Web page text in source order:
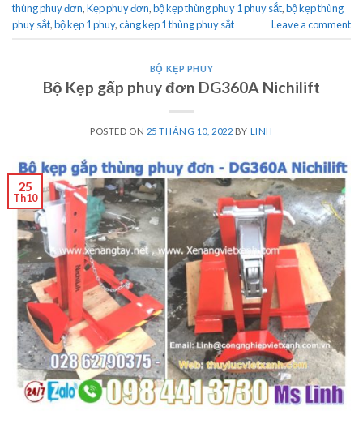
thùng phuy đơn,Kẹp phuy đơn,bộ kẹp thùng phuy 1 phuy sắt,bộ kẹp thùng
phuy sắt,bộ kẹp 1 phuy,càng kẹp 1 thùng phuy sắt Leave a comment
BỘ KẸP PHUY
Bộ Kẹp gấp phuy đơn DG360A Nichilift
POSTED ON 25 THÁNG 10, 2022 BY LINH
25
Th10